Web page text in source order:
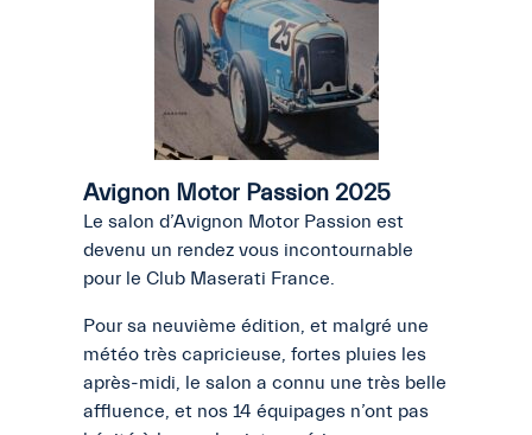
Avignon Motor Passion 2025
Le salon d’Avignon Motor Passion est
devenu un rendez vous incontournable
pour le Club Maserati France.
Pour sa neuvième édition, et malgré une
météo très capricieuse, fortes pluies les
après-midi, le salon a connu une très belle
affluence, et nos 14 équipages n’ont pas